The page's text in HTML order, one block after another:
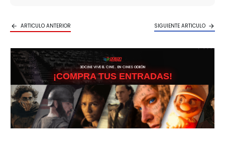
ARTICULO ANTERIOR SIGUIENTE ARTICULO
3DCINE VIVE EL CINE… EN CINES ODEÓN
¡COMPRA TUS ENTRADAS!